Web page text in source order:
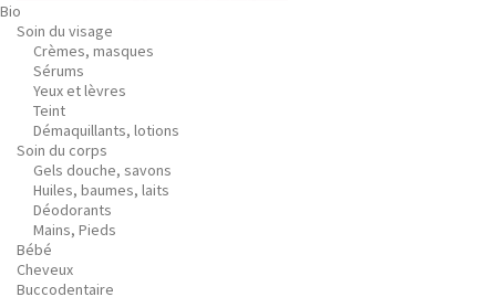
Bio
Soin du visage
Crèmes, masques
Sérums
Yeux et lèvres
Teint
Démaquillants, lotions
Soin du corps
Gels douche, savons
Huiles, baumes, laits
Déodorants
Mains, Pieds
Bébé
Cheveux
Buccodentaire